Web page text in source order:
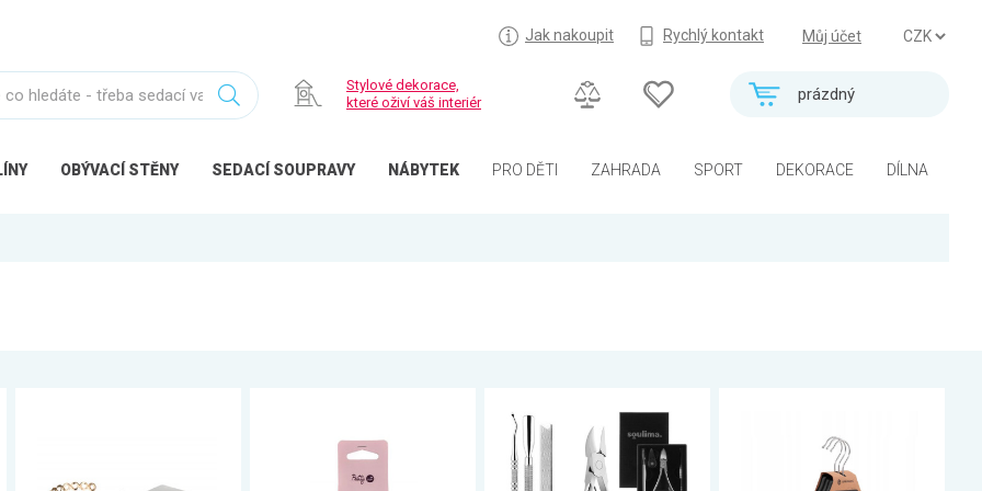
Můj účet
Jak nakoupit Rychlý kontakt
prázdný
Stylové dekorace,
které oživí váš interiér
OBÝVACÍ STĚNY SEDACÍ SOUPRAVY NÁBYTEK PRO DĚTI ZAHRADA SPORT DEKORACE DÍLNA